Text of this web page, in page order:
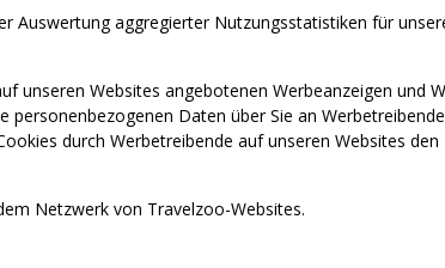
aggregierter Nutzungsstatistiken für
unseren Websites angebotenen Werbeanzeigen und
Daten über Sie an
durch Werbetreibende auf unseren Websites den
Netzwerk von Travelzoo-Websites.